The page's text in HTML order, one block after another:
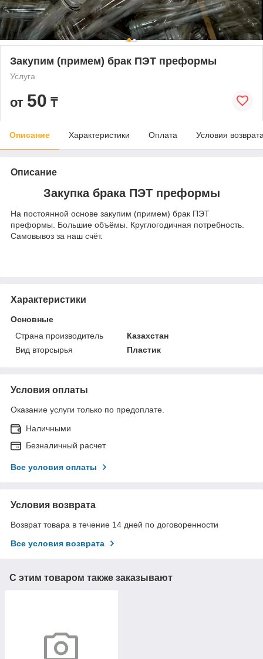
Закупим (примем) брак ПЭТ преформы
Услуга
от 50 ₸
Описание Характеристики Оплата Условия
Описание
Закупка брака ПЭТ преформы
На постоянной основе закупим (примем) брак ПЭТ
преформы. Большие объёмы. Круглогодичная потребность.
Самовывоз за наш счёт.
Характеристики
Основные
Страна производитель
Казахстан
Вид вторсырья
Пластик
Условия оплаты
Оказание услуги только по предоплате.
Наличными
Безналичный расчет
Все условия оплаты
Условия возврата
Возврат товара в течение 14 дней по договоренности
Все условия возврата
С этим товаром также заказывают